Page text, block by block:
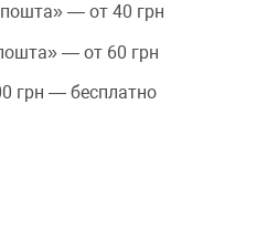
— от 40 грн
— от 60 грн
грн — бесплатно